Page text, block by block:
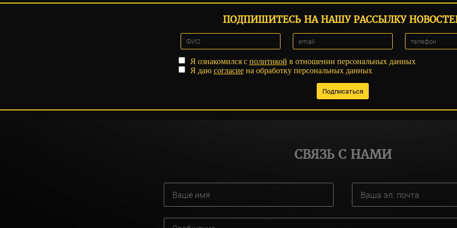
ПОДПИШИТЕСЬ НА НАШУ РАССЫЛКУ
Я ознакомился с политикой в отношении персональных данных
Я даю согласиена обработку персональных данных
СВЯЗЬ С НАМИ